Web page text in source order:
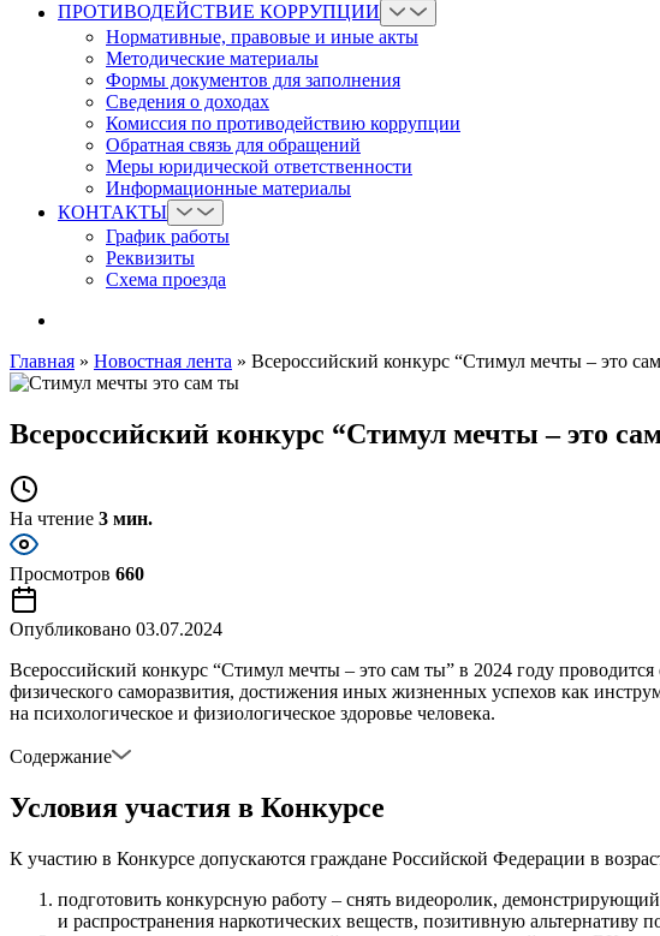
ПРОТИВОДЕЙСТВИЕ КОРРУПЦИИ
Нормативные, правовые и иные акты
Методические материалы
Формы документов для заполнения
Сведения о доходах
Комиссия по противодействию коррупции
Обратная связь для обращений
Меры юридической ответственности
Информационные материалы
КОНТАКТЫ
График работы
Реквизиты
Схема проезда
Главная » Новостная лента » Всероссийский конкурс “Стимул мечты – это
Всероссийский конкурс “Стимул мечты – это
На чтение 3 мин.
Просмотров 660
Опубликовано 03.07.2024
Всероссийский конкурс “Стимул мечты – это сам ты” в 2024 году
физического саморазвития, достижения иных жизненных успехов как
на психологическое и физиологическое здоровье человека.
Содержание
Условия участия в Конкурсе
К участию в Конкурсе допускаются граждане Российской Федерации в
подготовить конкурсную работу – снять видеоролик,
и распространения наркотических веществ, позитивную альтернативу